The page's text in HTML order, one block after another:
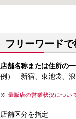
フリーワードで
店舗名称または住所の
例） 新宿、東池袋、浪
量販店の営業状況につい
店舗区分を指定